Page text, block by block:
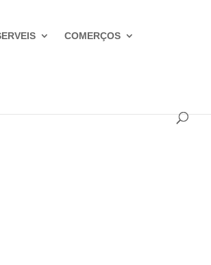
COMERÇOS